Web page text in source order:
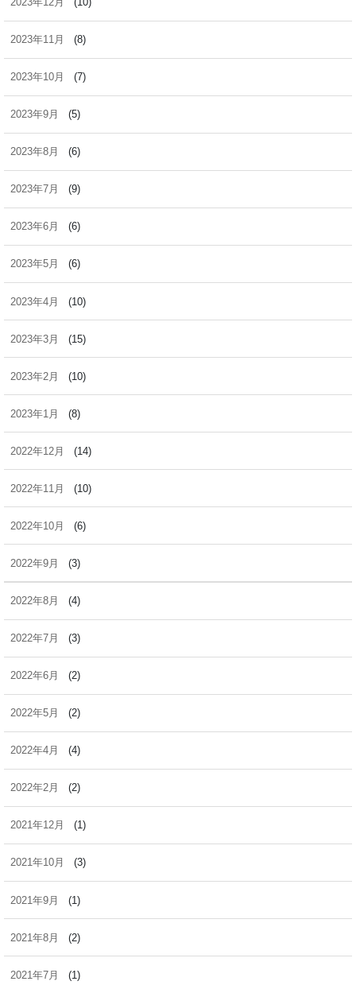
2023年11月 (8)
2023年10月 (7)
2023年9月 (5)
2023年8月 (6)
2023年7月 (9)
2023年6月 (6)
2023年5月 (6)
2023年4月 (10)
2023年3月 (15)
2023年2月 (10)
2023年1月 (8)
2022年12月 (14)
2022年11月 (10)
2022年10月 (6)
2022年9月 (3)
2022年8月 (4)
2022年7月 (3)
2022年6月 (2)
2022年5月 (2)
2022年4月 (4)
2022年2月 (2)
2021年12月 (1)
2021年10月 (3)
2021年9月 (1)
2021年8月 (2)
2021年7月 (1)